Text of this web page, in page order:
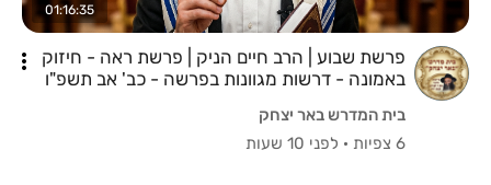
01:16:35
פרשת שבוע | הרב חיים הניק | פרשת ראה - חיזוק
באמונה - דרשות מגוונות בפרשה - כב' אב תשפ"ו
בית המדרש באר יצחק
6 צפיות
· לפני 10 שעות